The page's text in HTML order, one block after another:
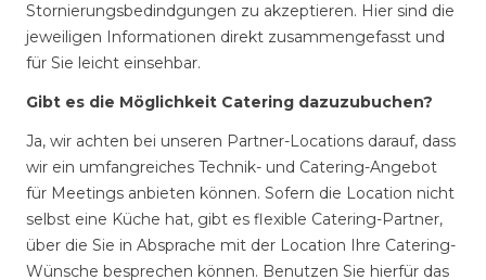
Stornierungsbedindgungen zu akzeptieren. Hier sind die
jeweiligen Informationen direkt zusammengefasst und
für Sie leicht einsehbar.
Gibt es die Möglichkeit Catering dazuzubuchen?
Ja, wir achten bei unseren Partner-Locations darauf, dass
wir ein umfangreiches Technik- und Catering-Angebot
für Meetings anbieten können. Sofern die Location nicht
selbst eine Küche hat, gibt es flexible Catering-Partner,
über die Sie in Absprache mit der Location Ihre Catering-
Wünsche besprechen können. Benutzen Sie hierfür das